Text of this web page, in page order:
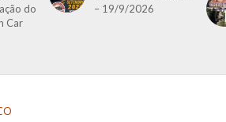
do
Car
– 19/9/2026